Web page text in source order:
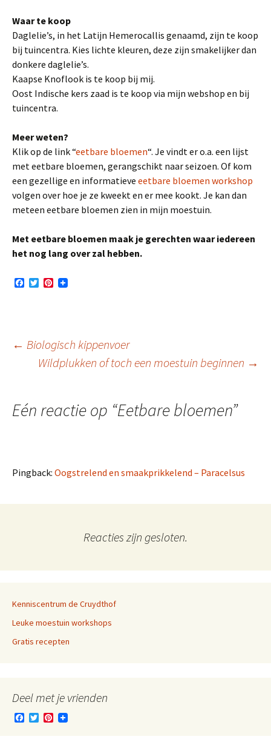
Waar te koop
Daglelie’s, in het Latijn Hemerocallis genaamd, zijn te koop
bij tuincentra. Kies lichte kleuren, deze zijn smakelijker dan
donkere daglelie’s.
Kaapse Knoflook is te koop bij mij.
Oost Indische kers zaad is te koop via mijn webshop en bij
tuincentra.
Meer weten?
Klik op de link “eetbare bloemen“. Je vindt er o.a. een lijst
met eetbare bloemen, gerangschikt naar seizoen. Of kom
een gezellige en informatieve eetbare bloemen workshop
volgen over hoe je ze kweekt en er mee kookt. Je kan dan
meteen eetbare bloemen zien in mijn moestuin.
Met eetbare bloemen maak je gerechten waar iedereen
het nog lang over zal hebben.
o
k
T
r
P
e
s
t
Berichtnavigatie
← Biologisch kippenvoer
Wildplukken of toch een moestuin beginnen →
Eén reactie op “Eetbare bloemen”
Pingback: Oogstrelend en smaakprikkelend – Paracelsus
Reacties zijn gesloten.
Kenniscentrum de Cruydthof
Leuke moestuin workshops
Gratis recepten
Deel met je vrienden
T
P